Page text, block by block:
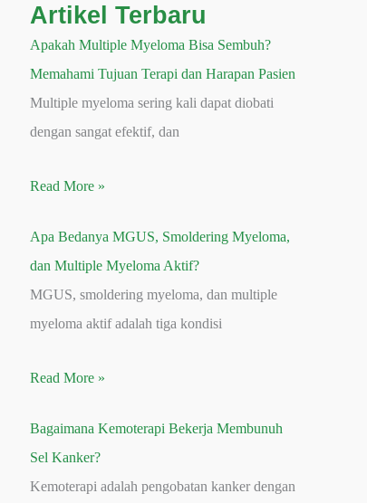
Artikel Terbaru
Apakah Multiple Myeloma Bisa Sembuh?
Memahami Tujuan Terapi dan Harapan Pasien
Multiple myeloma sering kali dapat diobati
dengan sangat efektif, dan
Read More »
Apa Bedanya MGUS, Smoldering Myeloma,
dan Multiple Myeloma Aktif?
MGUS, smoldering myeloma, dan multiple
myeloma aktif adalah tiga kondisi
Read More »
Bagaimana Kemoterapi Bekerja Membunuh
Sel Kanker?
Kemoterapi adalah pengobatan kanker dengan